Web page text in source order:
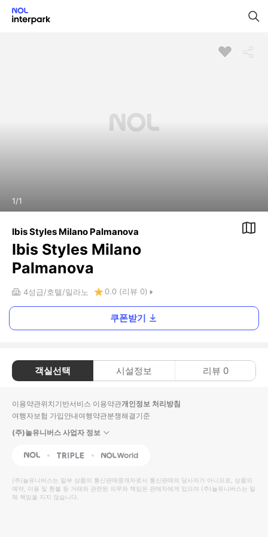
1/1
Ibis Styles Milano Palmanova
Ibis Styles Milano
Palmanova
4성급 호텔 밀라노 0.0 (리뷰 0)
쿠폰받기
객실선택 시설정보 리뷰 0
이용약관위치기반서비스 이용약관개인정보 처리방침
여행자보험 가입안내여행약관분쟁해결기준
(주)놀유니버스 사업자 정보
NOL Triple Interpark Global
(주)놀유니버스는 일부 상품의 통신판매중개자로서 통신판매의 당사자가 아니므로, 상품의
예약, 이용 및 환불 등 거래와 관련된 의무와 책임은 판매자에게 있으며 (주)놀유니버스는 일
체 책임을 지지 않습니다.